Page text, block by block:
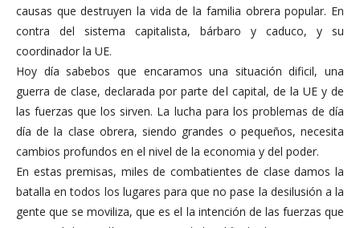
causas que destruyen la vida de la familia obrera popular. En
contra del sistema capitalista, bárbaro y caduco, y su
coordinador la UE.
Hoy día sabebos que encaramos una situación dificil, una
guerra de clase, declarada por parte del capital, de la UE y de
las fuerzas que los sirven. La lucha para los problemas de día
día de la clase obrera, siendo grandes o pequeños, necesita
cambios profundos en el nivel de la economia y del poder.
En estas premisas, miles de combatientes de clase damos la
batalla en todos los lugares para que no pase la desilusión a la
gente que se moviliza, que es el la intención de las fuerzas que